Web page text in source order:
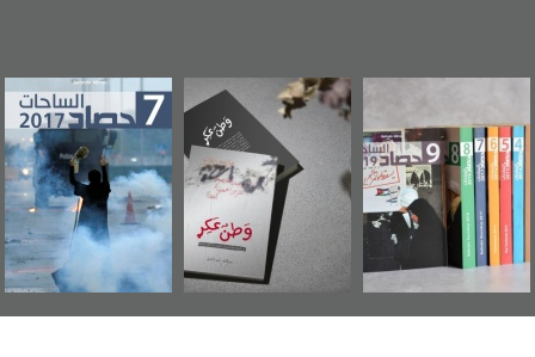
«وطن عكر» رواية
جديدة لمعتقل
عسكري تصدر عن
«مرآة البحرين»
حصاد 2017
عاشوراء
ويكيليكس
الأمريكية